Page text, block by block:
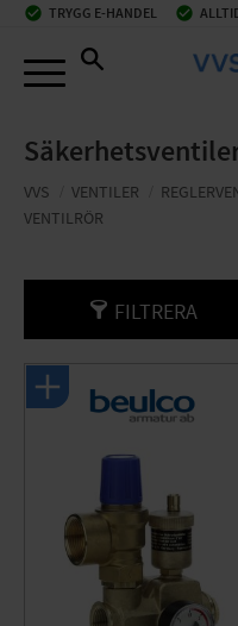
check_circle TRYGG E-HANDEL check_circle
VVS VENTILER
VENTILRÖR
FILTRERA